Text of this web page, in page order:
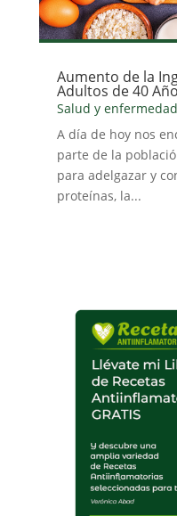
Aumento de la
Adultos de 40
Salud y
A día de hoy nos
parte de la
para adelgazar y
proteínas, la...